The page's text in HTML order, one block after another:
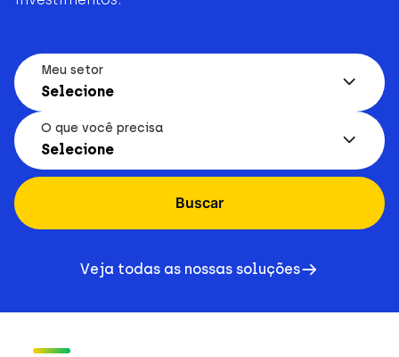
Meu setor
Selecione
O que você precisa
Selecione
Buscar
Veja todas as nossas soluções